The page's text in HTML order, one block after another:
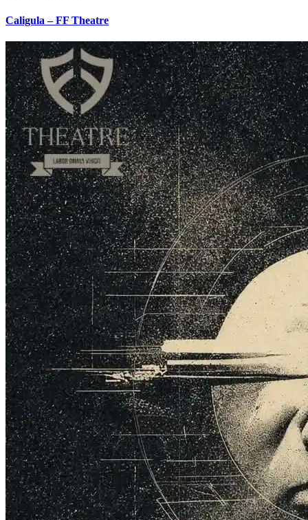
Caligula – FF Theatre